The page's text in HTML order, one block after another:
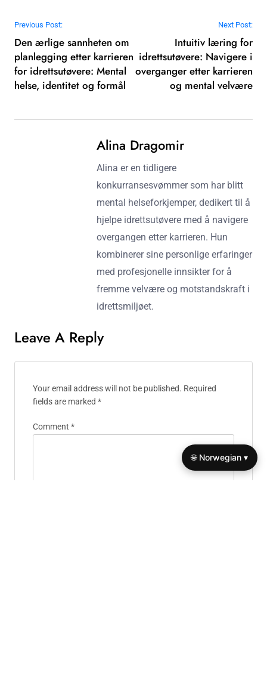
Post navigation
Previous Post:
Den ærlige sannheten om
planlegging etter karrieren
for idrettsutøvere: Mental
helse, identitet og formål
Next Post:
Intuitiv læring for
idrettsutøvere: Navigere i
overganger etter karrieren
og mental velvære
Alina Dragomir
Alina er en tidligere
konkurransesvømmer som har blitt
mental helseforkjemper, dedikert til å
hjelpe idrettsutøvere med å navigere
overgangen etter karrieren. Hun
kombinerer sine personlige erfaringer
med profesjonelle innsikter for å
fremme velvære og motstandskraft i
idrettsmiljøet.
Leave A Reply
Your email address will not be published. Required
fields are marked *
Comment *
🌐 Norwegian ▾